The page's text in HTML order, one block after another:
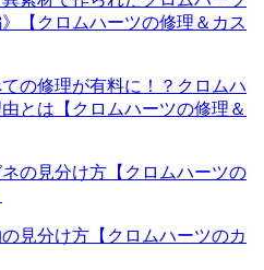
【クロムハーツの修理＆カス
の修理が有料に！？クロムハ
とは【クロムハーツの修理＆
の見分け方【クロムハーツの
見分け方【クロムハーツのカ